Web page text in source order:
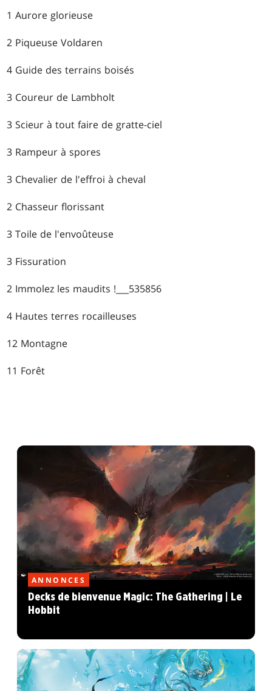
1 Aurore glorieuse
2 Piqueuse Voldaren
4 Guide des terrains boisés
3 Coureur de Lambholt
3 Scieur à tout faire de gratte-ciel
3 Rampeur à spores
3 Chevalier de l'effroi à cheval
2 Chasseur florissant
3 Toile de l'envoûteuse
3 Fissuration
2 Immolez les maudits !___535856
4 Hautes terres rocailleuses
12 Montagne
11 Forêt
ANNONCES
Decks de bienvenue Magic: The Gathering | Le
Hobbit